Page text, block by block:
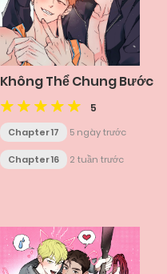
Không Thể Chung Bước
5
Chapter 17 5 ngày trước
Chapter 16 2 tuần trước